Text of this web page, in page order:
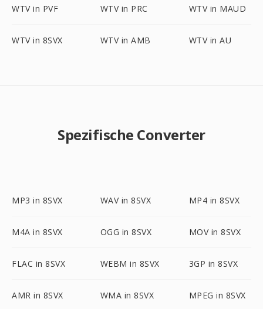
WTV in PVF WTV in PRC WTV in MAUD
WTV in 8SVX WTV in AMB WTV in AU
Spezifische Converter
MP3 in 8SVX WAV in 8SVX MP4 in 8SVX
M4A in 8SVX OGG in 8SVX MOV in 8SVX
FLAC in 8SVX WEBM in 8SVX 3GP in 8SVX
AMR in 8SVX WMA in 8SVX MPEG in 8SVX